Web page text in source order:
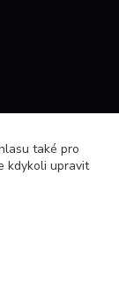
také pro
kdykoli upravit